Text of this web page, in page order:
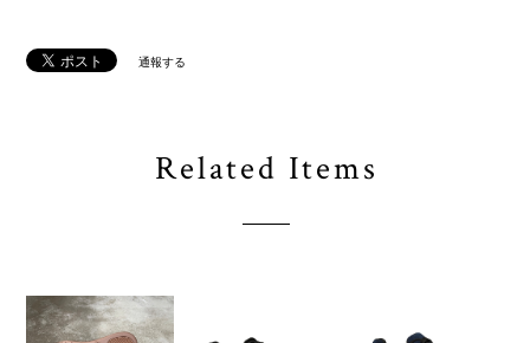
通報する
Related Items